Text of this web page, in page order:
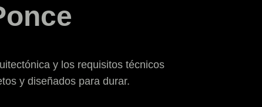
y los requisitos técnicos
y diseñados para durar.